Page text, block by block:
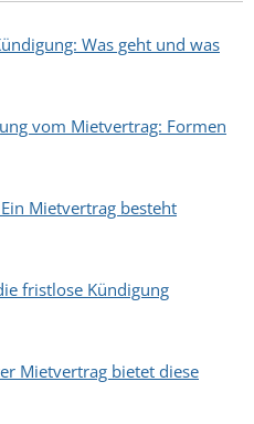
Was geht und was
vom Mietvertrag: Formen
Mietvertrag besteht
fristlose Kündigung
Mietvertrag bietet diese